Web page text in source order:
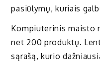
pasiūlymų, kuriais
Kompiuterinis maisto
net 200 produktų.
sąrašą, kurio